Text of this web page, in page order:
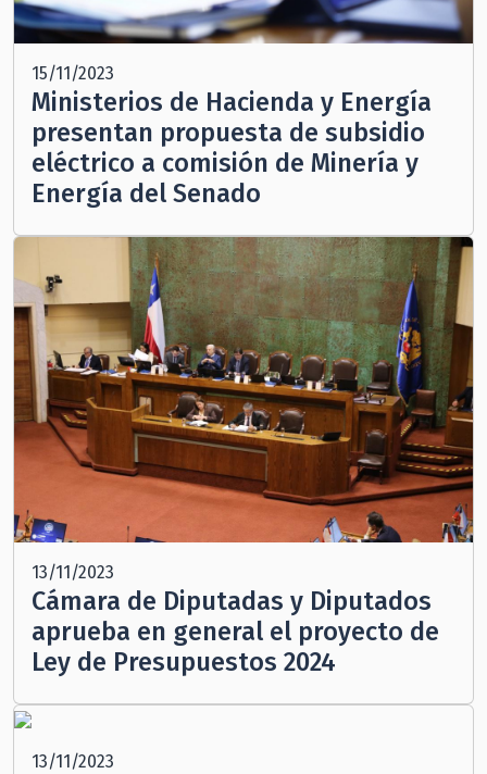
15/11/2023
Ministerios de Hacienda y Energía
presentan propuesta de subsidio
eléctrico a comisión de Minería y
Energía del Senado
13/11/2023
Cámara de Diputadas y Diputados
aprueba en general el proyecto de
Ley de Presupuestos 2024
13/11/2023